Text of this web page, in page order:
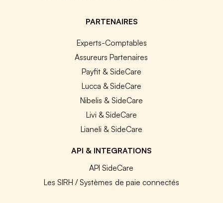
PARTENAIRES
Experts-Comptables
Assureurs Partenaires
Payfit & SideCare
Lucca & SideCare
Nibelis & SideCare
Livi & SideCare
Lianeli & SideCare
API & INTEGRATIONS
API SideCare
Les SIRH / Systèmes de paie connectés